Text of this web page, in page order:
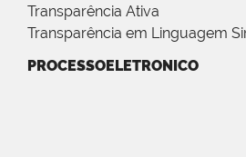
Transparência Ativa
Transparência em Linguagem
PROCESSOELETRONICO